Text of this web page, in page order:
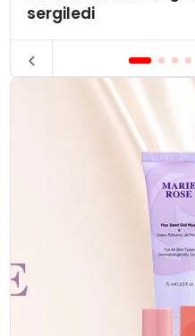
sergiledi